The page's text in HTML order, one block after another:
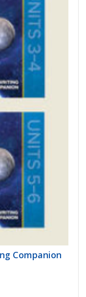
Companion